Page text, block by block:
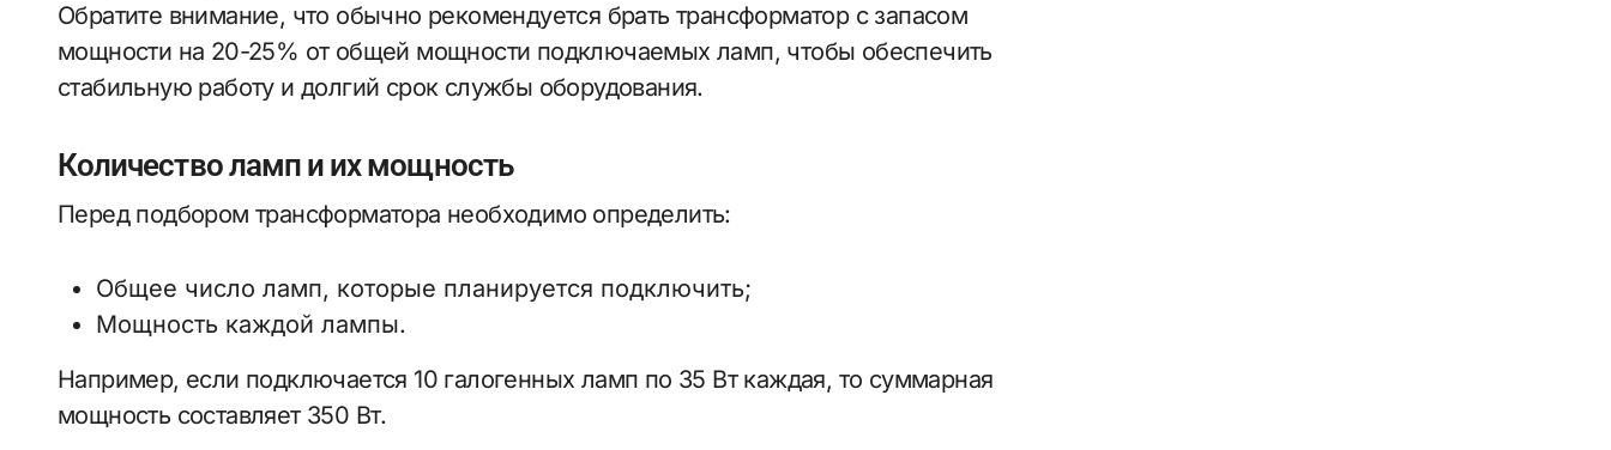
Обратите внимание, что обычно рекомендуется брать трансформатор с запасом
мощности на 20-25% от общей мощности подключаемых ламп, чтобы обеспечить
стабильную работу и долгий срок службы оборудования.
Количество ламп и их мощность
Перед подбором трансформатора необходимо определить:
Общее число ламп, которые планируется подключить;
Мощность каждой лампы.
Например, если подключается 10 галогенных ламп по 35 Вт каждая, то суммарная
мощность составляет 350 Вт.